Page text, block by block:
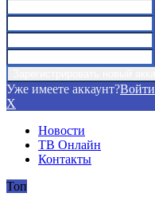
Уже имеете аккаунт?Войти
X
Новости
ТВ Онлайн
Контакты
Топ